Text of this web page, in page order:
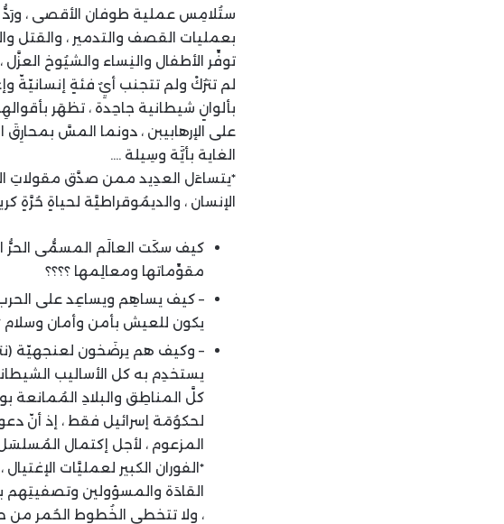
ستُلامِس عملية طوفان الأقصى ، ورَدُّ
بعمليات القصف والتدمير ، والقتل
توفِّر الأطفال والنِساء والشيُوخ العزَّل
لم تترُكْ ولم تتجنب أيٌِ فئةٍ إنسانيّةّ
بألوانٍ شيطانية جاحِدة ، تظهَر
على الإرهابيبن ، دونما المسَّ
الغاية بأيٌَة وسِيلة ….
*يتساءَل العدِيد ممن صدَّق مقولاتِ
الإنسان ، والديمُوقراطيَّة لحياةٍ حُرَّةٍ
كيف سكَت العالَم المسمُّى الحرُّ
مقوِّماتها ومعالِمها ؟؟؟؟
– كيف يساهِم ويساعِد على
يكون للعيش بأمن وأمان وسلام
– وكيف هم يرضَخون لعنجهيّة
يستخدِم به كل الأساليب
كلَّ المناطِق والبلادِ
لحكوُمَة إسرائيل فقط ، إذ أنّ
المزعوم ، لأجل إكتمال
*الفوران الكبير لعمليَّات
القادَة والمسؤولين وتصفيتِهم
، ولا تتخطى الخُطوط الحُمر من